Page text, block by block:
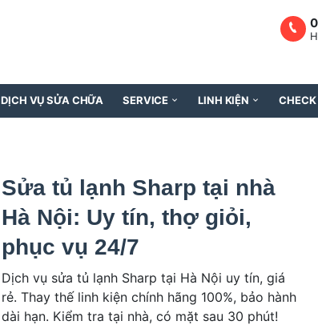
DỊCH VỤ SỬA CHỮA SERVICE LINH KIỆN
Sửa tủ lạnh Sharp tại nhà
Hà Nội: Uy tín, thợ giỏi,
phục vụ 24/7
Dịch vụ sửa tủ lạnh Sharp tại Hà Nội uy tín, giá
rẻ. Thay thế linh kiện chính hãng 100%, bảo hành
dài hạn. Kiểm tra tại nhà, có mặt sau 30 phút!